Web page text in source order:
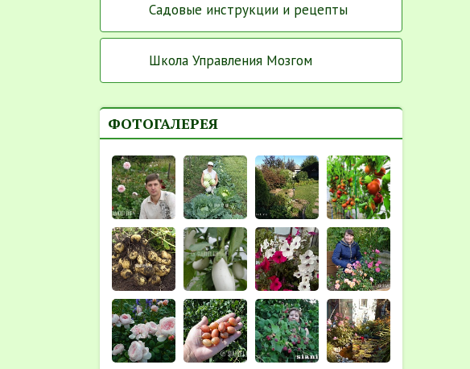
Садовые инструкции и рецепты
Школа Управления Мозгом
ФОТОГАЛЕРЕЯ